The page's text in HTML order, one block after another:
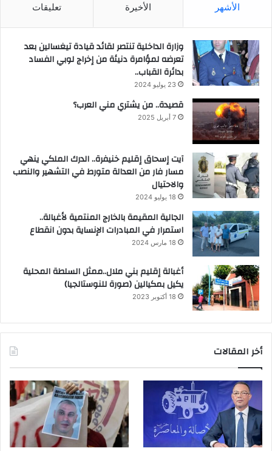
الأشهر الأخيرة تعليقات
وزارة الداخلية تنتصر لقائد قيادة تيغسالين بعد
تعرضه لمؤامرة دنيئة من إخراج لوبي الفساد
بدائرة القباب..
23 يوليو 2024
قصيدة.. من يشتري مني العرب؟
7 أبريل 2025
آيت إسحاق إقليم خنيفرة.. الدرك الملكي ينهي
مسار فار من العدالة متورط في التشهير والنصب
والاحتيال
18 يوليو 2024
الجالية المقيمة بالخارج المنتمية لأغبالة..
استمرار في المبادرات الإنساية بدون انقطاع
18 مارس 2024
أغبالة إقليم بني ملال..ممثل السلطة المحلية
يكيل بمكيالين (صورة للنوستالجيا)
18 أكتوبر 2023
أخر المقالات